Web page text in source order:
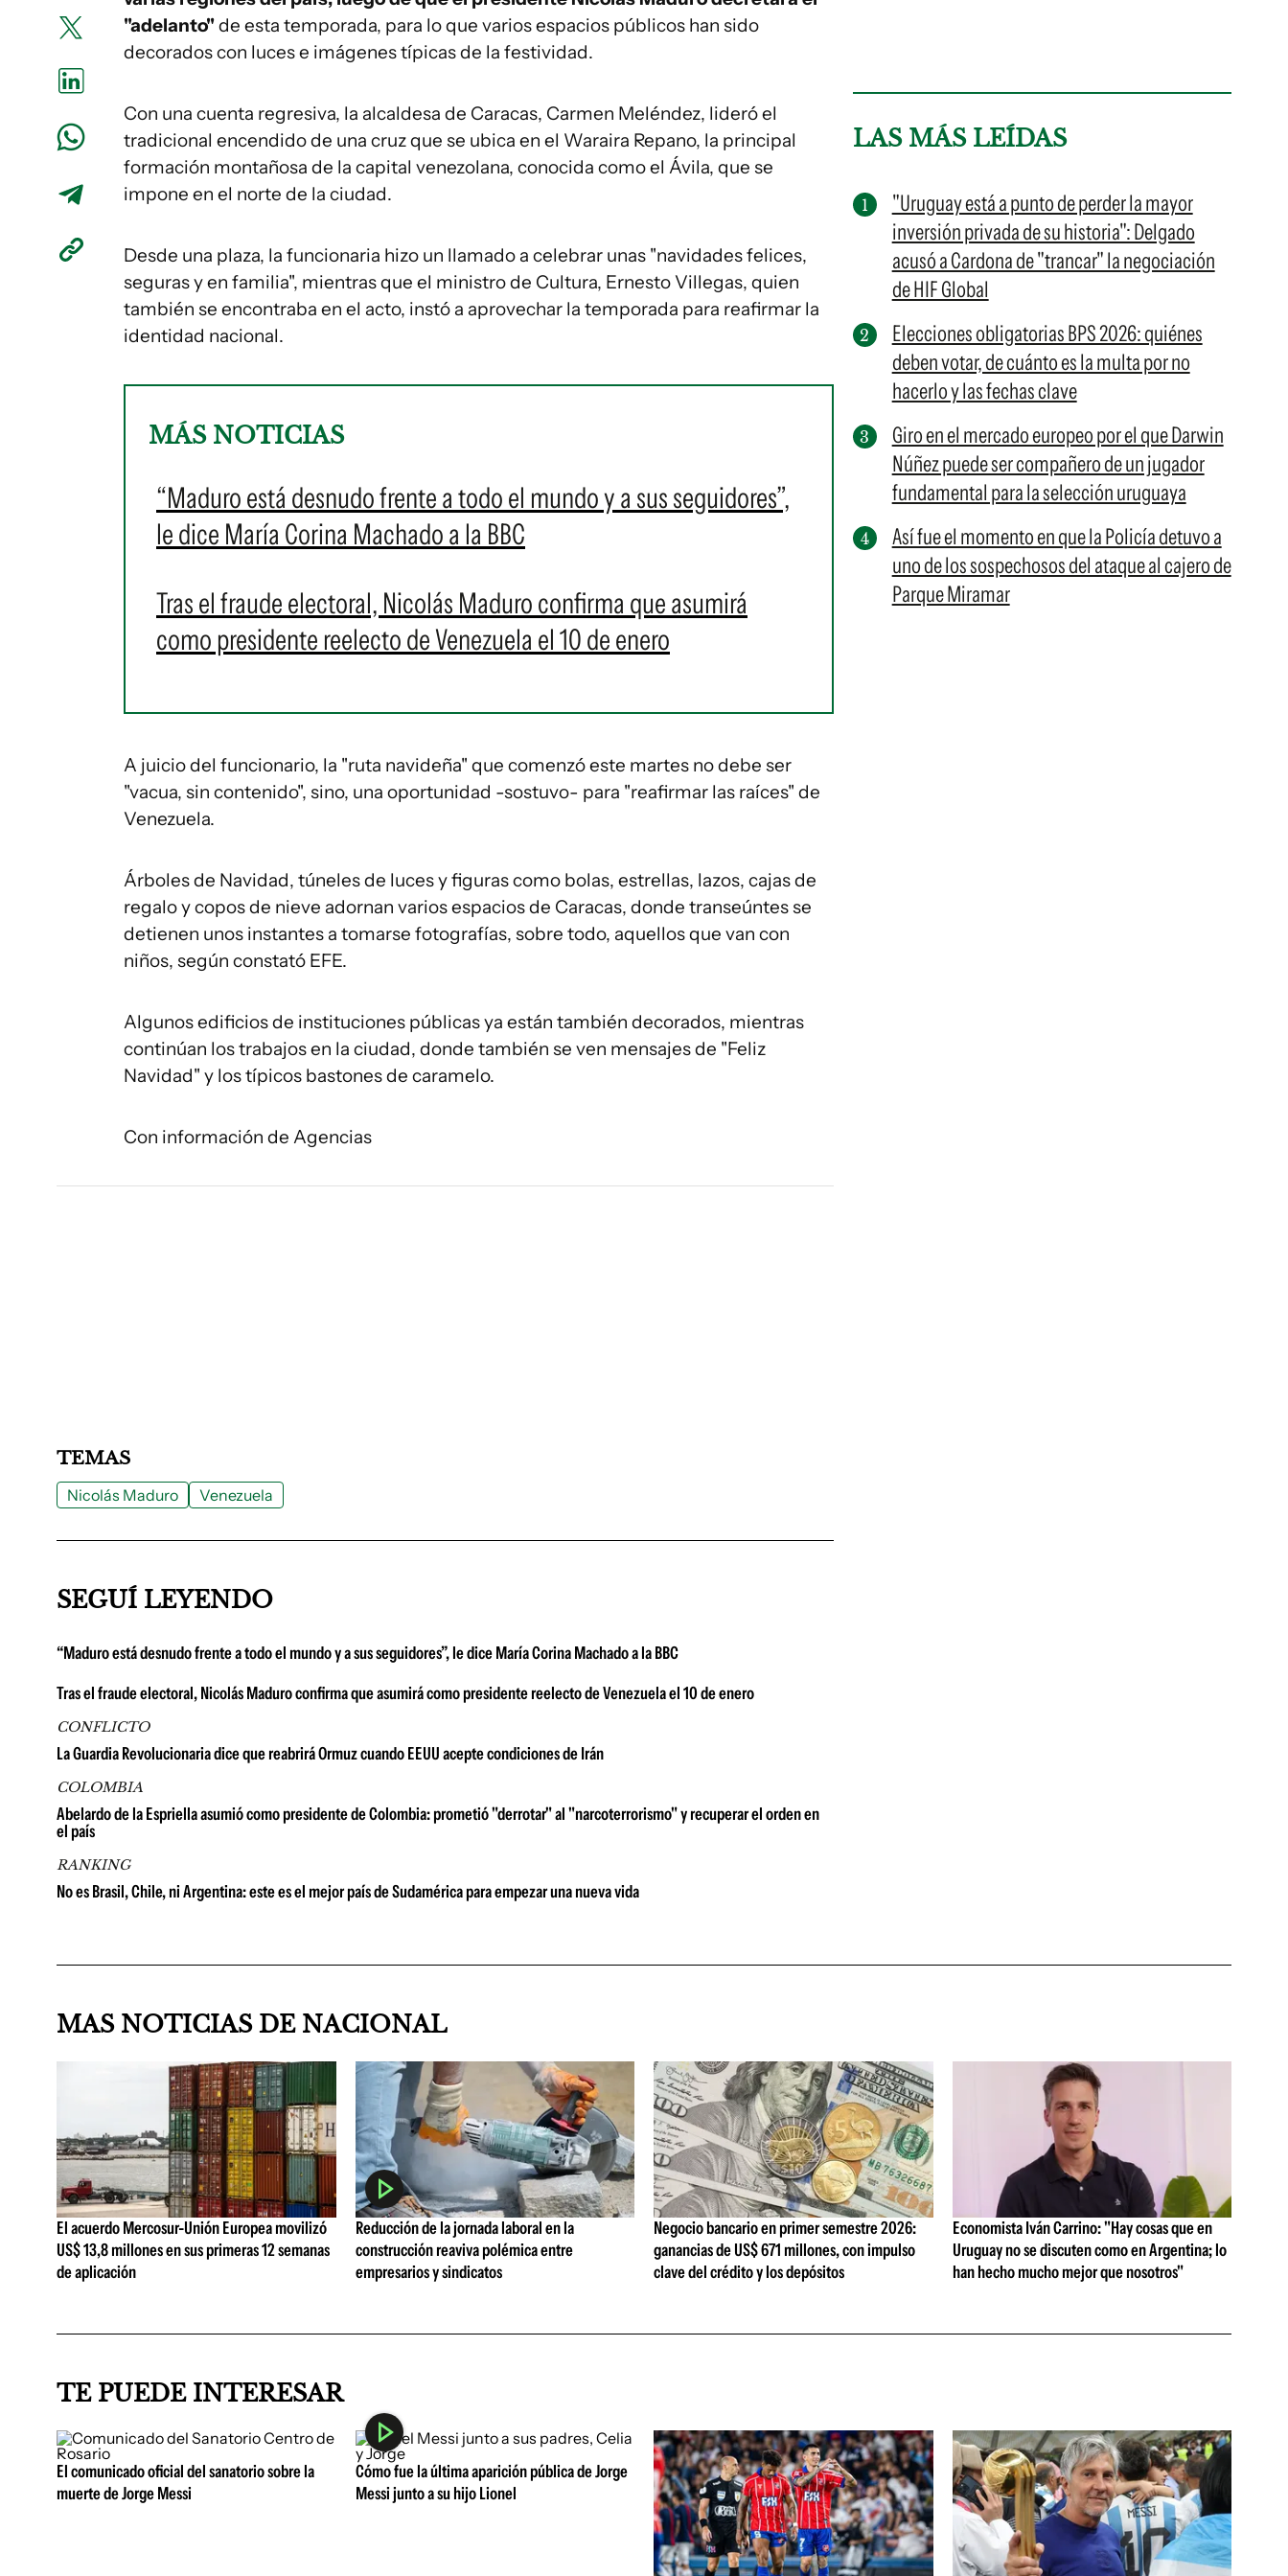
"adelanto"de esta temporada, para lo que varios espacios públicos han sido
decorados con luces e imágenes típicas de la festividad.
Con una cuenta regresiva, la alcaldesa de Caracas, Carmen Meléndez, lideró el
tradicional encendido de una cruz que se ubica en el Waraira Repano, la principal
formación montañosa de la capital venezolana, conocida como el Ávila, que se
impone en el norte de la ciudad.
Desde una plaza, la funcionaria hizo un llamado a celebrar unas "navidades felices,
seguras y en familia", mientras que el ministro de Cultura, Ernesto Villegas, quien
también se encontraba en el acto, instó a aprovechar la temporada para reafirmar la
identidad nacional.
MÁS NOTICIAS
“Maduro está desnudo frente a todo el mundo y a sus seguidores”,
le dice María Corina Machado a la BBC
Tras el fraude electoral, Nicolás Maduro confirma que asumirá
como presidente reelecto de Venezuela el 10 de enero
A juicio del funcionario, la "ruta navideña" que comenzó este martes no debe ser
"vacua, sin contenido", sino, una oportunidad -sostuvo- para "reafirmar las raíces" de
Venezuela.
Árboles de Navidad, túneles de luces y figuras como bolas, estrellas, lazos, cajas de
regalo y copos de nieve adornan varios espacios de Caracas, donde transeúntes se
detienen unos instantes a tomarse fotografías, sobre todo, aquellos que van con
niños, según constató EFE.
Algunos edificios de instituciones públicas ya están también decorados, mientras
continúan los trabajos en la ciudad, donde también se ven mensajes de "Feliz
Navidad" y los típicos bastones de caramelo.
Con información de Agencias
LAS MÁS LEÍDAS
"Uruguay está a punto de perder la mayor
inversión privada de su historia": Delgado
acusó a Cardona de "trancar" la negociación
de HIF Global
Elecciones obligatorias BPS 2026: quiénes
deben votar, de cuánto es la multa por no
hacerlo y las fechas clave
Giro en el mercado europeo por el que Darwin
Núñez puede ser compañero de un jugador
fundamental para la selección uruguaya
Así fue el momento en que la Policía detuvo a
uno de los sospechosos del ataque al cajero de
Parque Miramar
TEMAS
Nicolás Maduro Venezuela
SEGUÍ LEYENDO
“Maduro está desnudo frente a todo el mundo y a sus seguidores”, le dice María Corina Machado a la BBC
Tras el fraude electoral, Nicolás Maduro confirma que asumirá como presidente reelecto de Venezuela el 10 de enero
CONFLICTO
La Guardia Revolucionaria dice que reabrirá Ormuz cuando EEUU acepte condiciones de Irán
COLOMBIA
Abelardo de la Espriella asumió como presidente de Colombia: prometió "derrotar" al "narcoterrorismo" y recuperar el orden en
el país
RANKING
No es Brasil, Chile, ni Argentina: este es el mejor país de Sudamérica para empezar una nueva vida
MAS NOTICIAS DE NACIONAL
El acuerdo Mercosur-Unión Europea movilizó
US$ 13,8 millones en sus primeras 12 semanas
de aplicación
Reducción de la jornada laboral en la
construcción reaviva polémica entre
empresarios y sindicatos
Negocio bancario en primer semestre 2026:
ganancias de US$ 671 millones, con impulso
clave del crédito y los depósitos
Economista Iván Carrino: "Hay cosas que en
Uruguay no se discuten como en Argentina; lo
han hecho mucho mejor que nosotros"
TE PUEDE INTERESAR
El comunicado oficial del sanatorio sobre la
muerte de Jorge Messi
Cómo fue la última aparición pública de Jorge
Messi junto a su hijo Lionel